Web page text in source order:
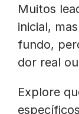
Muitos
inicial,
fundo,
dor real
Explore